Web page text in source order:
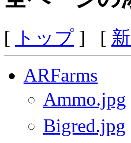
[ トップ ] [
ARFarms
Ammo.jpg
Bigred.jpg